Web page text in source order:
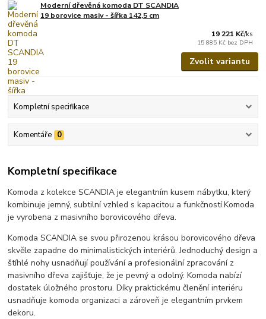
Moderní dřevěná komoda DT SCANDIA
19 borovice masiv - šířka 142,5 cm
19 221 Kč/ks
15 885 Kč bez DPH
Zvolit variantu
Kompletní specifikace
Komentáře 0
Kompletní specifikace
Komoda z kolekce SCANDIA je elegantním kusem nábytku, který
kombinuje jemný, subtilní vzhled s kapacitou a funkčností.Komoda
je vyrobena z masivního borovicového dřeva.
Komoda SCANDIA se svou přirozenou krásou borovicového dřeva
skvěle zapadne do minimalistických interiérů. Jednoduchý design a
štíhlé nohy usnadňují používání a profesionální zpracování z
masivního dřeva zajišťuje, že je pevný a odolný.Komoda nabízí
dostatek úložného prostoru. Díky praktickému členění interiéru
usnadňuje komoda organizaci a zároveň je elegantním prvkem
dekoru.